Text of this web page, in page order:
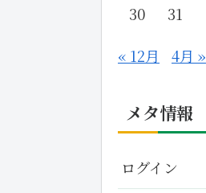
30
31
« 12月
4月 »
メタ情報
ログイン